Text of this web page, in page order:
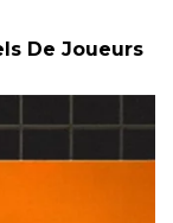
De Joueurs